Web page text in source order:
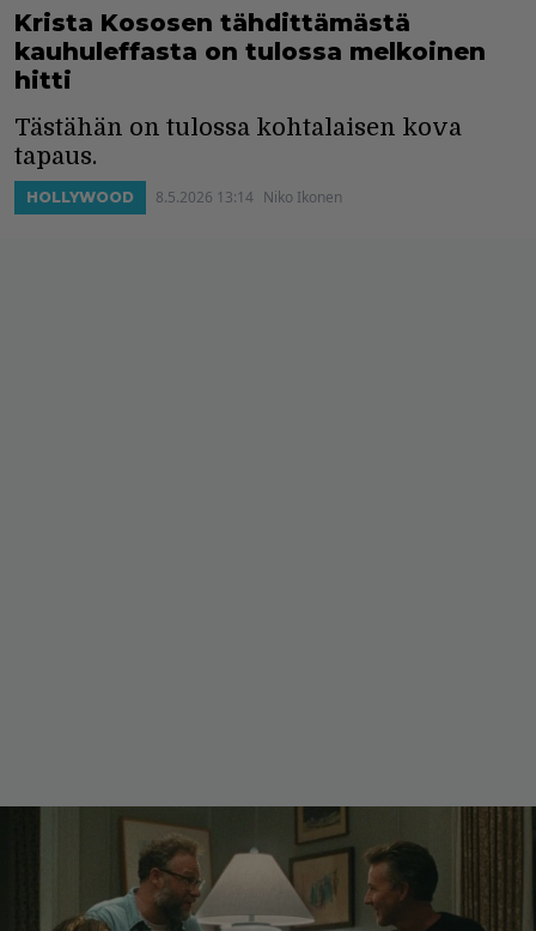
Krista Kososen tähdittämästä
kauhuleffasta on tulossa melkoinen
hitti
Tästähän on tulossa kohtalaisen kova
tapaus.
HOLLYWOOD 8.5.2026 13:14 Niko Ikonen